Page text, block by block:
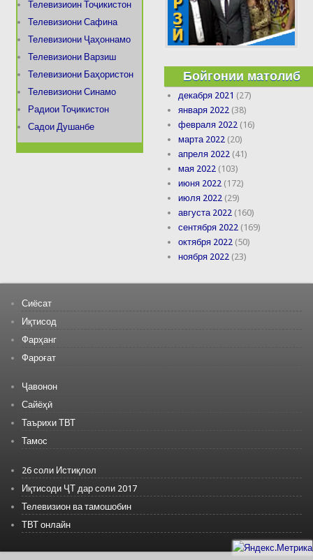
Телевизиоин Тоҷикистон
Телевизиони Сафина
Телевизиони Ҷаҳоннамо
Телевизиони Варзиш
Телевизиони Баҳористон
Телевизиони Синамо
Радиои Тоҷикистон
Садои Душанбе
Бойгонии матолиб
декабря 2021 (27)
января 2022 (38)
февраля 2022 (16)
марта 2022 (20)
апреля 2022 (41)
мая 2022 (103)
июня 2022 (172)
июля 2022 (29)
августа 2022 (160)
сентября 2022 (169)
октября 2022 (50)
ноября 2022 (23)
Сиёсат
Иқтисод
Фарҳанг
Фароғат
Ҷавонон
Сайёҳӣ
Таърихи ТВТ
Тамос
26 соли Истиқлол
Иқтисоди ҶТ дар соли 2017
Телевизион ва тамошобин
ТВТ онлайн